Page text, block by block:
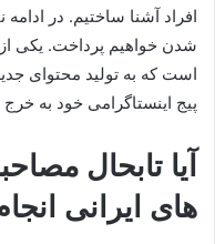
افراد آشنا ساختیم. در ادامه
شدن خواهیم پرداخت. یکی از
است که به تولید محتوای
پیج اینستاگرامی خود به خرج
آیا تابحال
های ایرانی